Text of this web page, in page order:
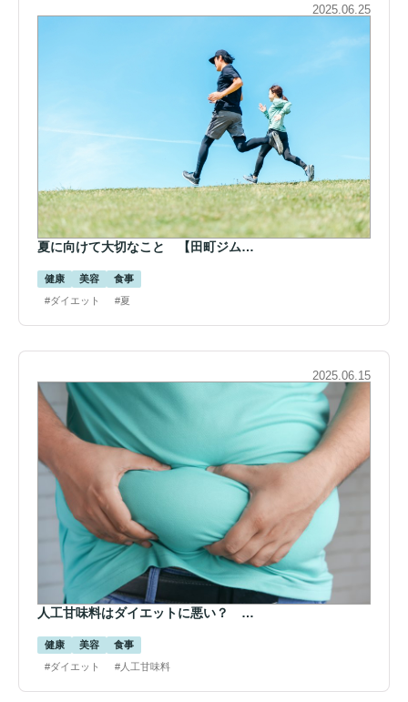
2025.06.25
夏に向けて大切なこと 【田町ジム…
健康 美容
食事
#ダイエット
#夏
2025.06.15
人工甘味料はダイエットに悪い？ …
健康 美容
食事
#ダイエット
#人工甘味料